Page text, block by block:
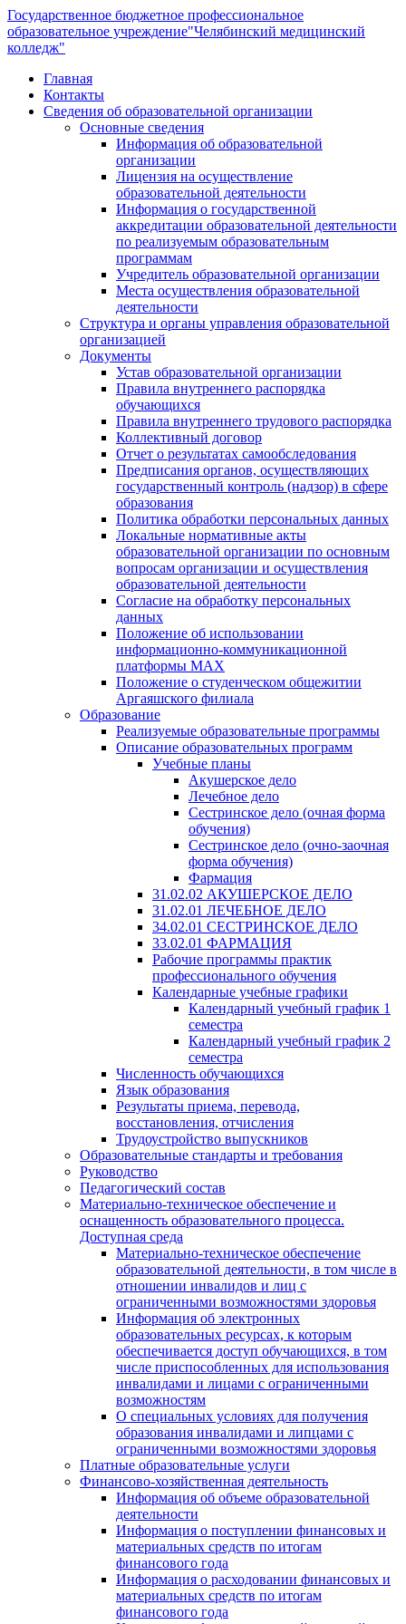
Государственное бюджетное профессиональное
образовательное учреждение"Челябинский медицинский
колледж"
Главная
Контакты
Сведения об образовательной организации
Основные сведения
Информация об образовательной
организации
Лицензия на осуществление
образовательной деятельности
Информация о государственной
аккредитации образовательной деятельности
по реализуемым образовательным
программам
Учредитель образовательной организации
Места осуществления образовательной
деятельности
Структура и органы управления образовательной
организацией
Документы
Устав образовательной организации
Правила внутреннего распорядка
обучающихся
Правила внутреннего трудового распорядка
Коллективный договор
Отчет о результатах самообследования
Предписания органов, осуществляющих
государственный контроль (надзор) в сфере
образования
Политика обработки персональных данных
Локальные нормативные акты
образовательной организации по основным
вопросам организации и осуществления
образовательной деятельности
Согласие на обработку персональных
данных
Положение об использовании
информационно-коммуникационной
платформы MAX
Положение о студенческом общежитии
Аргаяшского филиала
Образование
Реализуемые образовательные программы
Описание образовательных программ
Учебные планы
Акушерское дело
Лечебное дело
Сестринское дело (очная форма
обучения)
Сестринское дело (очно-заочная
форма обучения)
Фармация
31.02.02 АКУШЕРСКОЕ ДЕЛО
31.02.01 ЛЕЧЕБНОЕ ДЕЛО
34.02.01 СЕСТРИНСКОЕ ДЕЛО
33.02.01 ФАРМАЦИЯ
Рабочие программы практик
профессионального обучения
Календарные учебные графики
Календарный учебный график 1
семестра
Календарный учебный график 2
семестра
Численность обучающихся
Язык образования
Результаты приема, перевода,
восстановления, отчисления
Трудоустройство выпускников
Образовательные стандарты и требования
Руководство
Педагогический состав
Материально-техническое обеспечение и
оснащенность образовательного процесса.
Доступная среда
Материально-техническое обеспечение
образовательной деятельности, в том числе в
отношении инвалидов и лиц с
ограниченными возможностями здоровья
Информация об электронных
образовательных ресурсах, к которым
обеспечивается доступ обучающихся, в том
числе приспособленных для использования
инвалидами и лицами с ограниченными
возможностям
О специальных условиях для получения
образования инвалидами и липцами с
ограниченными возможностями здоровья
Платные образовательные услуги
Финансово-хозяйственная деятельность
Информация об объеме образовательной
деятельности
Информация о поступлении финансовых и
материальных средств по итогам
финансового года
Информация о расходовании финансовых и
материальных средств по итогам
финансового года